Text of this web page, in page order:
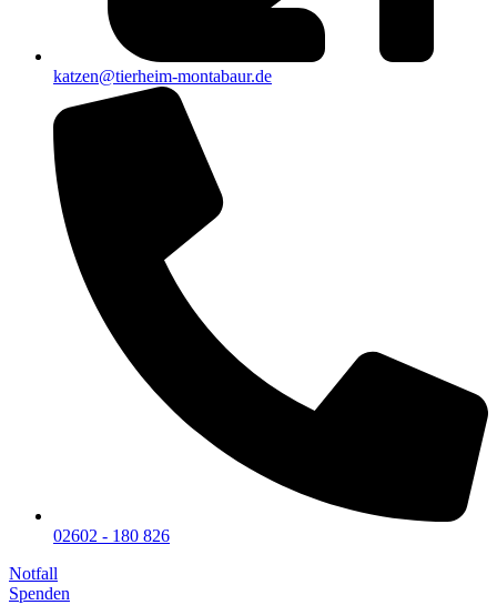
katzen@tierheim-montabaur.de
02602 - 180 826
Notfall
Spenden